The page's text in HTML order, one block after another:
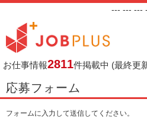
--- --- ---
お仕事情報2811件掲載中 (最終更
応募フォーム
フォームに入力して送信してください。